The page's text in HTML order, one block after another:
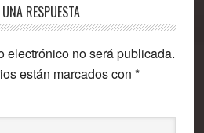
RESPUESTA
electrónico no será publicada.
están marcados con *